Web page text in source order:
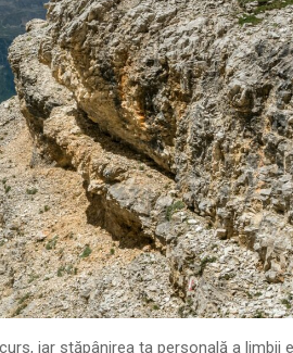
iar stăpânirea ta personală a limbii